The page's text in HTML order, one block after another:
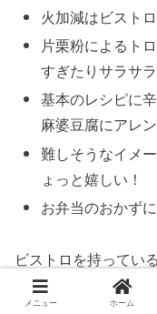
火加減はビスト
片栗粉によるト
すぎたりサラサ
基本のレシピに
麻婆豆腐にアレ
難しそうなイメ
ょっと嬉しい！
お弁当のおかず
ビストロを持ってい
腐」を楽しんでくださ
メニュー ホーム